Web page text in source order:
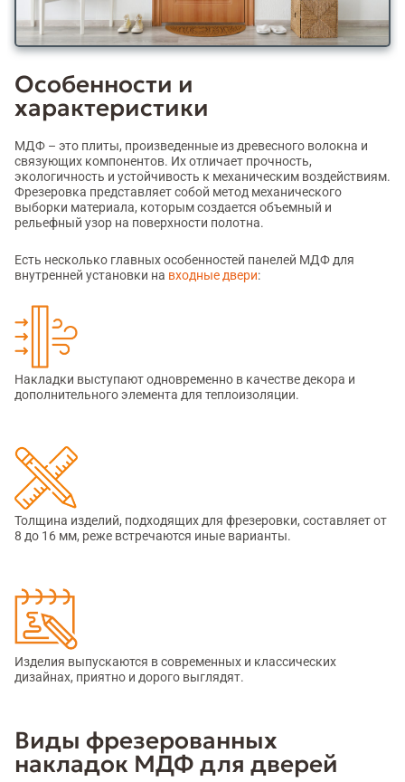
Особенности и
характеристики
МДФ – это плиты, произведенные из древесного волокна и
связующих компонентов. Их отличает прочность,
экологичность и устойчивость к механическим воздействиям.
Фрезеровка представляет собой метод механического
выборки материала, которым создается объемный и
рельефный узор на поверхности полотна.
Есть несколько главных особенностей панелей МДФ для
внутренней установки на входные двери:
Накладки выступают одновременно в качестве декора и
дополнительного элемента для теплоизоляции.
Толщина изделий, подходящих для фрезеровки, составляет от
8 до 16 мм, реже встречаются иные варианты.
Изделия выпускаются в современных и классических
дизайнах, приятно и дорого выглядят.
Виды фрезерованных
накладок МДФ для дверей